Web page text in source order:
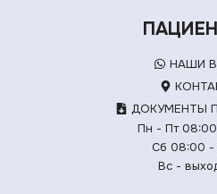
НАШИ
ДОКУМЕНТЫ
Пн - Пт
Сб 08:00 -
Вс -